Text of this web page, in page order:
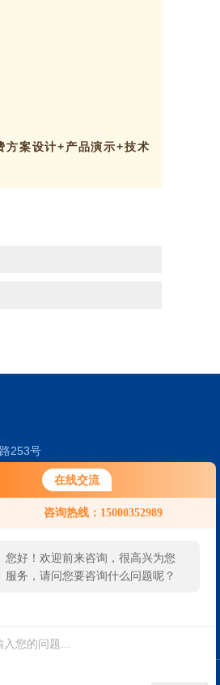
在线交流
咨询热线：15000352989
您好！欢迎前来咨询，很高兴为您
服务，请问您要咨询什么问题呢？
方案设计+产品演示+技术
253号